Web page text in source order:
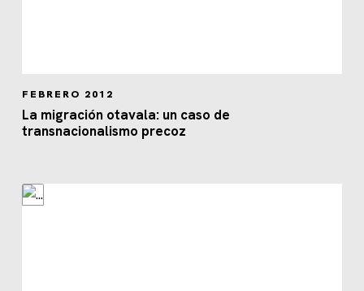
FEBRERO 2012
La migración otavala: un caso de
transnacionalismo precoz